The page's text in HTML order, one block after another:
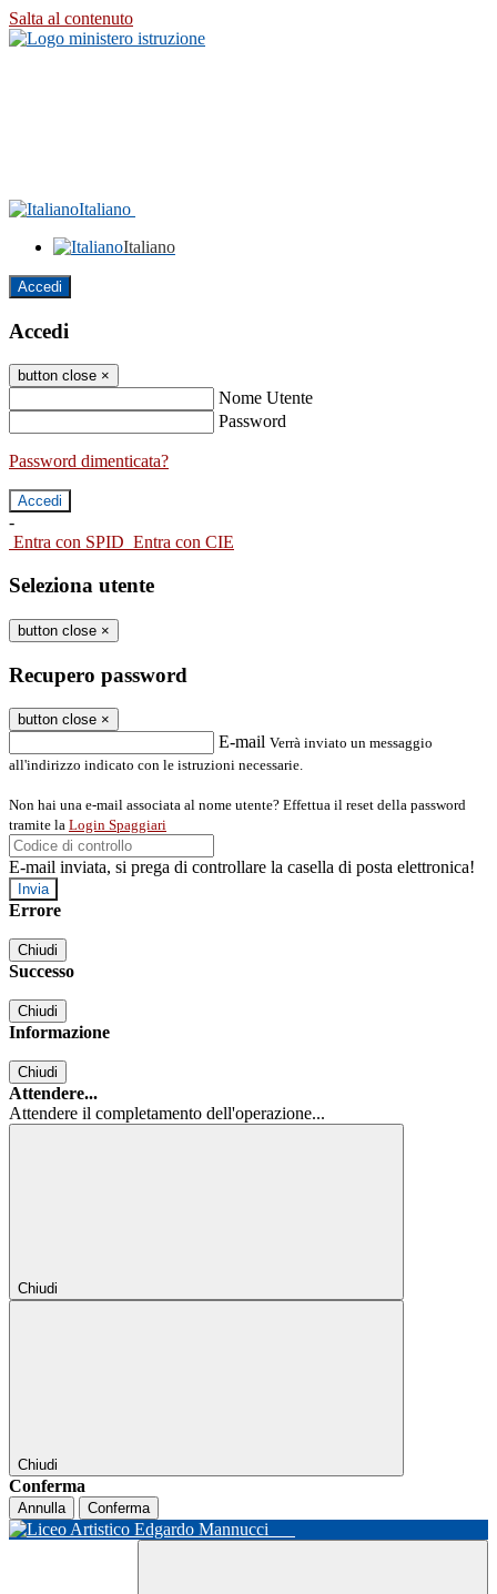
Salta al contenuto
Italiano
Italiano
Accedi
Accedi
button close ×
Nome Utente
Password
Password dimenticata?
-
Entra con SPID Entra con CIE
Seleziona utente
button close ×
Recupero password
button close ×
E-mail Verrà inviato un messaggio
all'indirizzo indicato con le istruzioni necessarie.
Non hai una e-mail associata al nome utente? Effettua il reset della password
tramite la Login Spaggiari
E-mail inviata, si prega di controllare la casella di posta elettronica!
Errore
Chiudi
Successo
Chiudi
Informazione
Chiudi
Attendere...
Attendere il completamento dell'operazione...
Chiudi
Chiudi
Conferma
Annulla Conferma